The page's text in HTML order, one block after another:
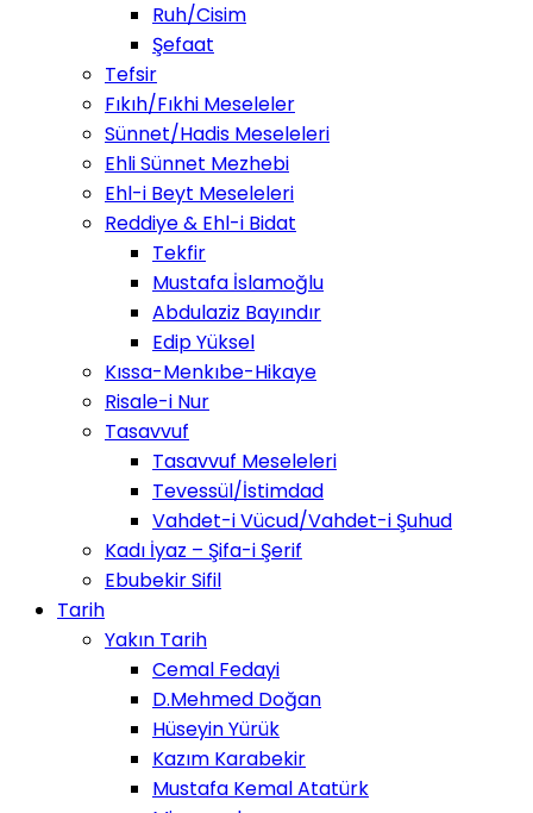
Ruh/Cisim
Şefaat
Tefsir
Fıkıh/Fıkhi Meseleler
Sünnet/Hadis Meseleleri
Ehli Sünnet Mezhebi
Ehl-i Beyt Meseleleri
Reddiye & Ehl-i Bidat
Tekfir
Mustafa İslamoğlu
Abdulaziz Bayındır
Edip Yüksel
Kıssa-Menkıbe-Hikaye
Risale-i Nur
Tasavvuf
Tasavvuf Meseleleri
Tevessül/İstimdad
Vahdet-i Vücud/Vahdet-i Şuhud
Kadı İyaz – Şifa-i Şerif
Ebubekir Sifil
Tarih
Yakın Tarih
Cemal Fedayi
D.Mehmed Doğan
Hüseyin Yürük
Kazım Karabekir
Mustafa Kemal Atatürk